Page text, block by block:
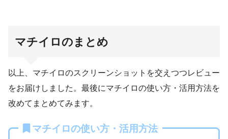
マチイロのまとめ
以上、マチイロのスクリーンショットを交えつつレビュー
をお届けしました。最後にマチイロの使い方・活用方法を
改めてまとめてみます。
マチイロの使い方・活用方法